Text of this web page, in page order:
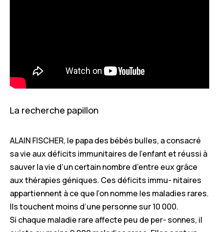
La recherche papillon
ALAIN FISCHER, le papa des bébés bulles, a consacré
sa vie aux déficits immunitaires de l’enfant et réussi à
sauver la vie d’un certain nombre d’entre eux grâce
aux thérapies géniques. Ces déficits immu- nitaires
appartiennent à ce que l’on nomme les maladies rares.
Ils touchent moins d’une personne sur 10 000.
Si chaque maladie rare affecte peu de per- sonnes, il